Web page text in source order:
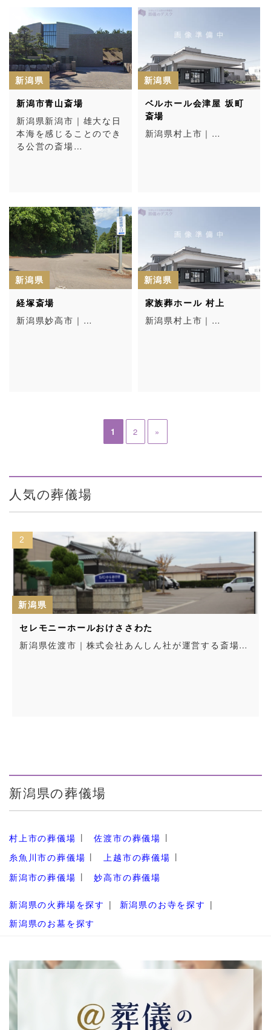
新潟県
新潟市青山斎場
新潟県新潟市｜雄大な日
本海を感じることのでき
る公営の斎場…
新潟県
ベルホール会津屋 坂町
斎場
新潟県村上市｜…
新潟県
経塚斎場
新潟県妙高市｜…
新潟県
家族葬ホール 村上
新潟県村上市｜…
1 2 »
人気の葬儀場
3
新潟県
関山シティホール 東條會館
新潟県妙高市｜東條會館が運営する会館…
新潟県の葬儀場
村上市の葬儀場
佐渡市の葬儀場
糸魚川市の葬儀場
上越市の葬儀場
新潟市の葬儀場
妙高市の葬儀場
新潟県の火葬場を探す
新潟県のお寺を探す
新潟県のお墓を探す